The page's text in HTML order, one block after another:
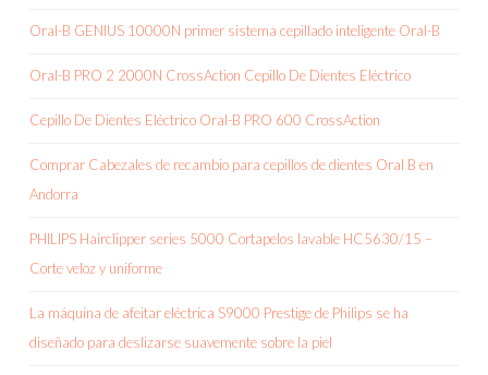
Oral-B GENIUS 10000N primer sistema cepillado inteligente Oral-B
Oral-B PRO 2 2000N CrossAction Cepillo De Dientes Eléctrico
Cepillo De Dientes Eléctrico Oral-B PRO 600 CrossAction
Comprar Cabezales de recambio para cepillos de dientes Oral B en
Andorra
PHILIPS Hairclipper series 5000 Cortapelos lavable HC5630/15 –
Corte veloz y uniforme
La máquina de afeitar eléctrica S9000 Prestige de Philips se ha
diseñado para deslizarse suavemente sobre la piel